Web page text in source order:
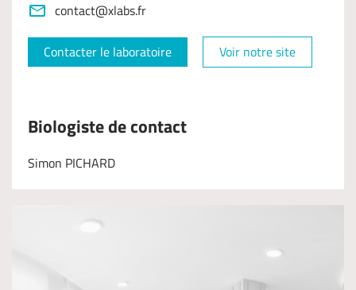
contact@xlabs.fr
Contacter le laboratoire Voir notre site
Biologiste de contact
Simon PICHARD